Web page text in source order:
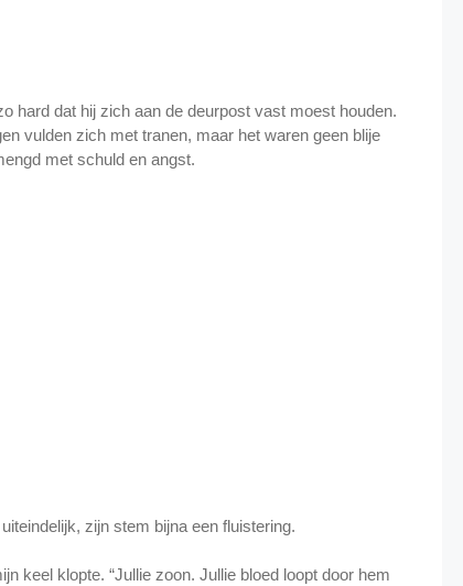
hard dat hij zich aan de deurpost vast moest houden.
vulden zich met tranen, maar het waren geen blije
met schuld en angst.
zijn stem bijna een fluistering.
keel klopte. “Jullie zoon. Jullie bloed loopt door hem